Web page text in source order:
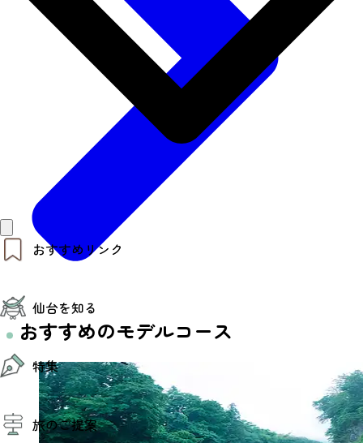
おすすめリンク
モデルコース
エリアガイド
お知らせ
お得なチケット
仙台を知る
エリアガイド
復興に向けて
仙台観光PR動画ライブラリー
仙台から行く東北周遊旅
伝統的工芸品
特集
特集
夜時間トピックス
旅のご提案
おすすめのモデルコース